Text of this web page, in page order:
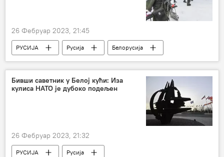
26 Фебруар 2023, 21:45
РУСИЈА Русија
Белорусија
Политика
Русија – политика
Бивши саветник у Белој кући: Иза
кулиса НАТО је дубоко подељен
26 Фебруар 2023, 21:32
РУСИЈА
Русија